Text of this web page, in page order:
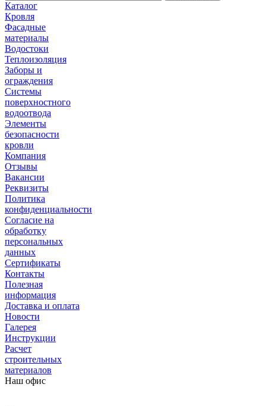
Каталог
Кровля
Фасадные
материалы
Водостоки
Теплоизоляция
Заборы и
ограждения
Системы
поверхностного
водоотвода
Элементы
безопасности
кровли
Компания
Отзывы
Вакансии
Реквизиты
Политика
конфиденциальности
Согласие на
обработку
персональных
данных
Сертификаты
Контакты
Полезная
информация
Доставка и оплата
Новости
Галерея
Инструкции
Расчет
строительных
материалов
Наш офис